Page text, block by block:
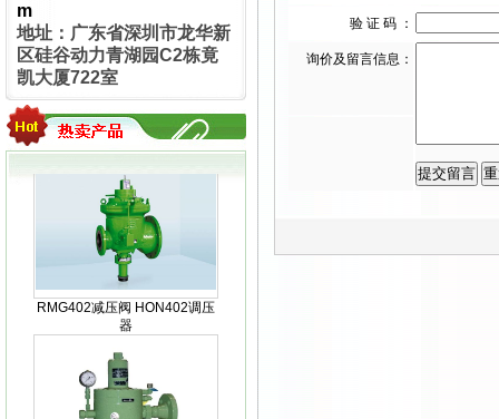
m
地址：广东省深圳市龙华新
区硅谷动力青湖园C2栋竟
凯大厦722室
MEDENUS R100气体减压阀
RMG402减压阀 HON402调压
器
验 证 码 ：
询价及留言信息：